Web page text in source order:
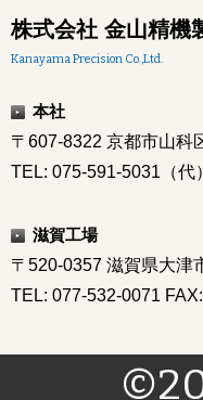
株式会社 金山精機
Kanayama Precision Co.,Ltd.
本社
〒607-8322 京都市山科
TEL: 075-591-5031（代
滋賀工場
〒520-0357 滋賀県大津
TEL: 077-532-0071